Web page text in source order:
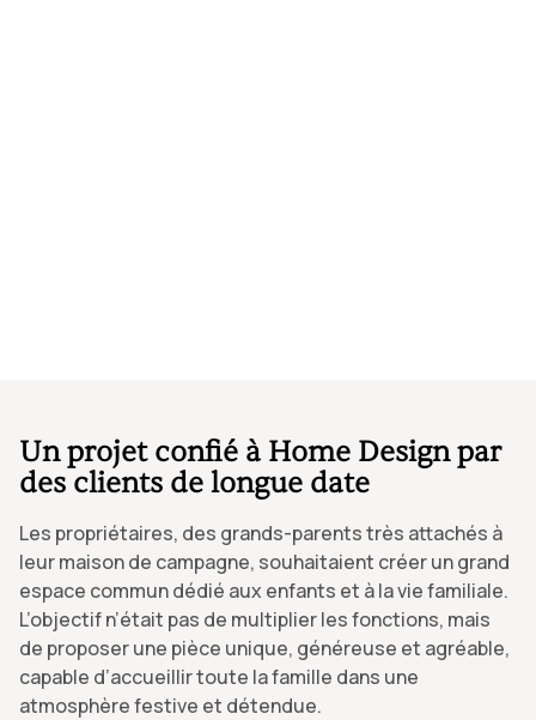
Un projet confié à Home Design par
des clients de longue date
Les propriétaires, des grands-parents très attachés à
leur maison de campagne, souhaitaient créer un grand
espace commun dédié aux enfants et à la vie familiale.
L’objectif n’était pas de multiplier les fonctions, mais
de proposer une pièce unique, généreuse et agréable,
capable d’accueillir toute la famille dans une
atmosphère festive et détendue.